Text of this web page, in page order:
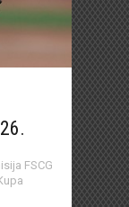
FSCG